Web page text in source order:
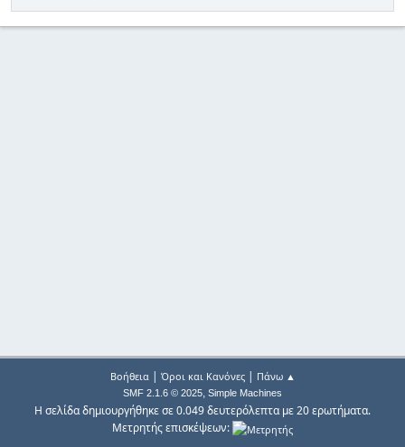
Βοήθεια| Όροι και Κανόνες| Πάνω ▲
SMF 2.1.6 © 2025, Simple Machines
Η σελίδα δημιουργήθηκε σε 0.049 δευτερόλεπτα με 20 ερωτήματα.
Μετρητής επισκέψεων: